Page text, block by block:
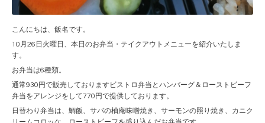
こんにちは、飯名です。
10月26日火曜日、本日のお弁当・テイクアウトメニューを紹介いたしま
す。
お弁当は6種類。
通常930円で販売しておりますビストロ弁当とハンバーグ＆ローストビーフ
弁当をアレンジをして770円で提供しております。
日替わり弁当は、鯛飯、サバの柚庵味噌焼き、サーモンの照り焼き、カニク